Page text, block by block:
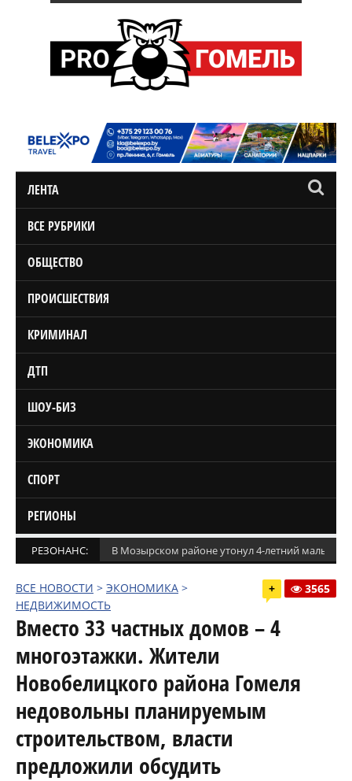
ЛЕНТА
ВСЕ РУБРИКИ
ОБЩЕСТВО
ПРОИСШЕСТВИЯ
КРИМИНАЛ
ДТП
ШОУ-БИЗ
ЭКОНОМИКА
СПОРТ
РЕГИОНЫ
РЕЗОНАНС: В Мозырском районе утонул 4-летний мальчик
ВСЕ НОВОСТИ > ЭКОНОМИКА >
НЕДВИЖИМОСТЬ
+ 3565
Вместо 33 частных домов – 4
многоэтажки. Жители
Новобелицкого района Гомеля
недовольны планируемым
строительством, власти
предложили обсудить